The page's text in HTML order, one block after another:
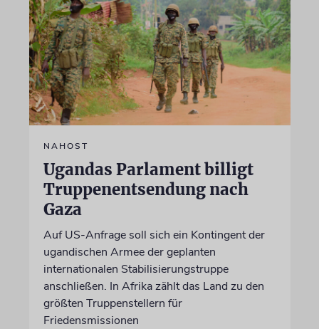
NAHOST
Ugandas Parlament billigt
Truppenentsendung nach
Gaza
Auf US-Anfrage soll sich ein Kontingent der
ugandischen Armee der geplanten
internationalen Stabilisierungstruppe
anschließen. In Afrika zählt das Land zu den
größten Truppenstellern für
Friedensmissionen